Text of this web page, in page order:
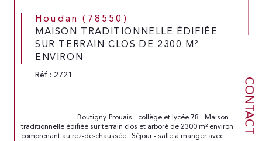
CONTACT
Houdan (78550)
MAISON TRADITIONNELLE ÉDIFIÉE
SUR TERRAIN CLOS DE 2300 M²
ENVIRON
Réf : 2721
traditionnelle édifiée sur terrain clos et arboré de 2300 m² environ
comprenant au rez-de-chaussée : Séjour - salle à manger avec